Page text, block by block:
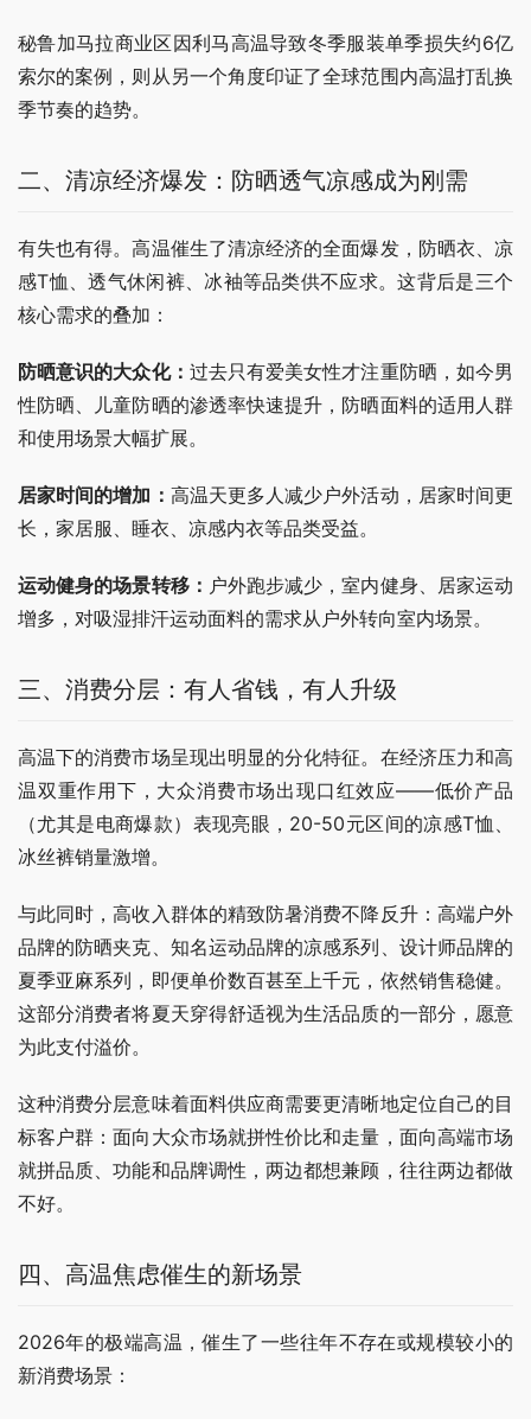
秘鲁加马拉商业区因利马高温导致冬季服装单季损失约6亿
索尔的案例，则从另一个角度印证了全球范围内高温打乱换
季节奏的趋势。
二、清凉经济爆发：防晒透气凉感成为刚需
有失也有得。高温催生了清凉经济的全面爆发，防晒衣、凉
感T恤、透气休闲裤、冰袖等品类供不应求。这背后是三个
核心需求的叠加：
防晒意识的大众化： 过去只有爱美女性才注重防晒，如今男
性防晒、儿童防晒的渗透率快速提升，防晒面料的适用人群
和使用场景大幅扩展。
居家时间的增加： 高温天更多人减少户外活动，居家时间更
长，家居服、睡衣、凉感内衣等品类受益。
运动健身的场景转移： 户外跑步减少，室内健身、居家运动
增多，对吸湿排汗运动面料的需求从户外转向室内场景。
三、消费分层：有人省钱，有人升级
高温下的消费市场呈现出明显的分化特征。在经济压力和高
温双重作用下，大众消费市场出现口红效应——低价产品
（尤其是电商爆款）表现亮眼，20-50元区间的凉感T恤、
冰丝裤销量激增。
与此同时，高收入群体的精致防暑消费不降反升：高端户外
品牌的防晒夹克、知名运动品牌的凉感系列、设计师品牌的
夏季亚麻系列，即便单价数百甚至上千元，依然销售稳健。
这部分消费者将夏天穿得舒适视为生活品质的一部分，愿意
为此支付溢价。
这种消费分层意味着面料供应商需要更清晰地定位自己的目
标客户群：面向大众市场就拼性价比和走量，面向高端市场
就拼品质、功能和品牌调性，两边都想兼顾，往往两边都做
不好。
四、高温焦虑催生的新场景
2026年的极端高温，催生了一些往年不存在或规模较小的
新消费场景：